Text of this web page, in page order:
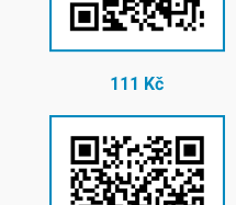
111 Kč